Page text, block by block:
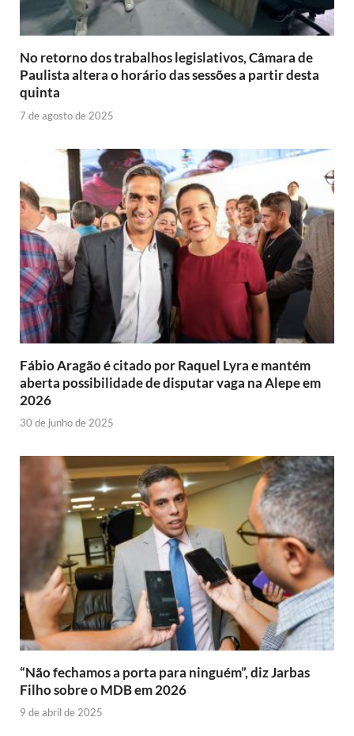
No retorno dos trabalhos legislativos, Câmara de
Paulista altera o horário das sessões a partir desta
quinta
7 de agosto de 2025
Fábio Aragão é citado por Raquel Lyra e mantém
aberta possibilidade de disputar vaga na Alepe em
2026
30 de junho de 2025
“Não fechamos a porta para ninguém”, diz Jarbas
Filho sobre o MDB em 2026
9 de abril de 2025